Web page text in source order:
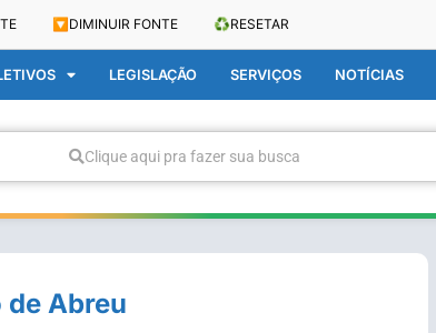
🔽 DIMINUIR FONTE ♻️RESETAR
LEGISLAÇÃO SERVIÇOS NOTÍCIAS
Clique aqui pra fazer sua busca
de Abreu